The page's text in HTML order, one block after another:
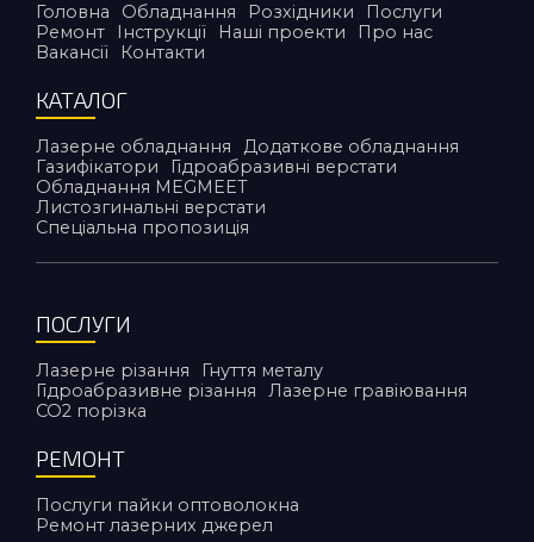
Головна Обладнання Розхідники
Послуги
Ремонт
Інструкції Наші проекти
Про нас
Вакансії
Контакти
КАТАЛОГ
Лазерне обладнання
Додаткове обладнання
Газифікатори
Гідроабразивні верстати
Обладнання MEGMEET
Листозгинальні верстати
Спеціальна пропозиція
ПОСЛУГИ
Лазерне різання
Гнуття металу
Гідроабразивне різання
Лазерне гравіювання
CO2 порiзка
РЕМОНТ
Послуги пайки оптоволокна
Ремонт лазерних джерел